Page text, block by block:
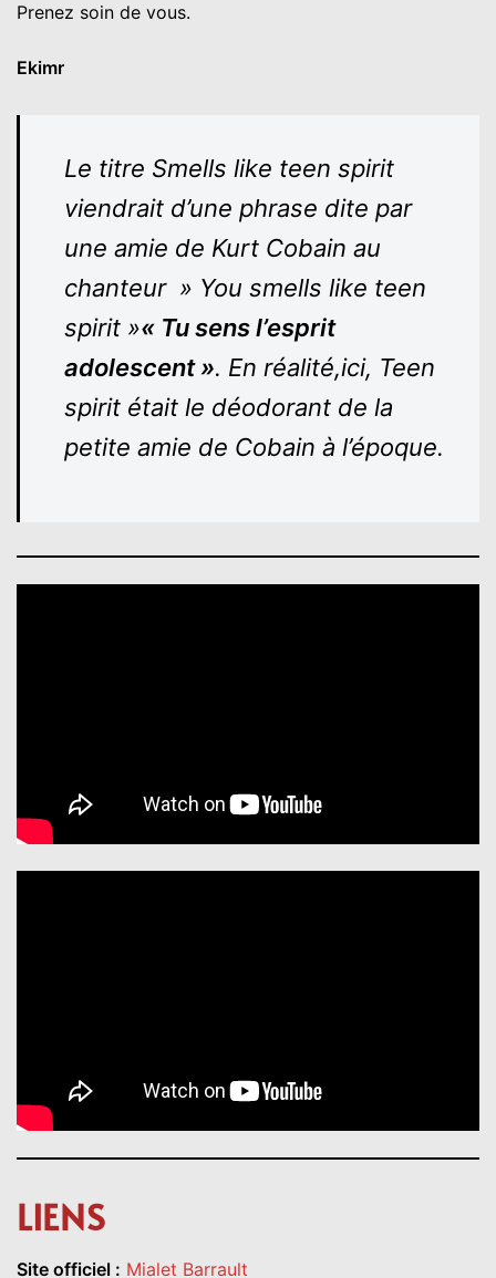
Prenez soin de vous.
Ekimr
Le titre Smells like teen spirit
viendrait d’une phrase dite par
une amie de Kurt Cobain au
chanteur » You smells like teen
spirit »« Tu sens l’esprit
adolescent ». En réalité,ici, Teen
spirit était le déodorant de la
petite amie de Cobain à l’époque.
LIENS
Site officiel : Mialet Barrault